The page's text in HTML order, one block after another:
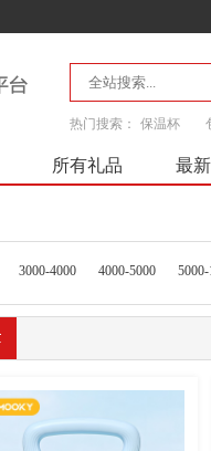
热门搜索： 保温杯
所有礼品 最
3000-4000 4000-5000